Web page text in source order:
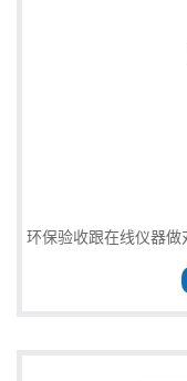
环保验收跟在线仪器做